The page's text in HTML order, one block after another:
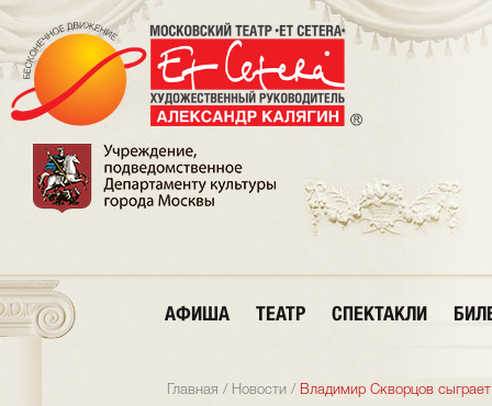
АФИША ТЕАТР СПЕКТАКЛИ
Главная / Новости / Владимир Скворцов